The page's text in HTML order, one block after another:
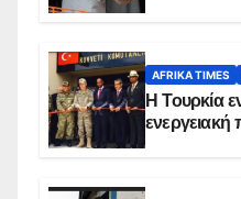
AFRIKA TIMES
Η Τουρκία
ενεργειακή